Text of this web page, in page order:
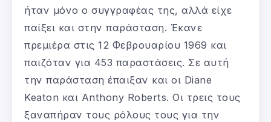
ήταν μόνο ο συγγραφέας της, αλλά είχε
παίξει και στην παράσταση. Έκανε
πρεμιέρα στις 12 Φεβρουαρίου 1969 και
παιζόταν για 453 παραστάσεις. Σε αυτή
την παράσταση έπαιξαν και οι Diane
Keaton και Anthony Roberts. Οι τρεις τους
ξαναπήραν τους ρόλους τους για την